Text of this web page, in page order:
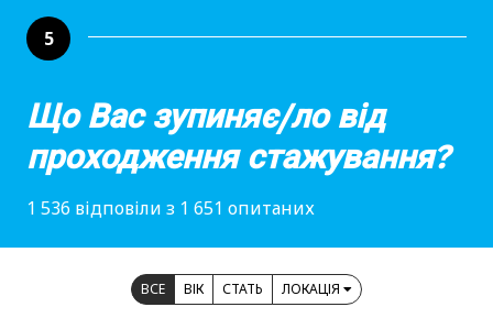
5
Що Вас зупиняє/ло від
проходження стажування?
1 536 відповіли з 1 651 опитаних
ВСЕ ВІК СТАТЬ ЛОКАЦІЯ